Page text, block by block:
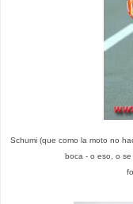
Schumi (que como la moto no
boca - o eso, o